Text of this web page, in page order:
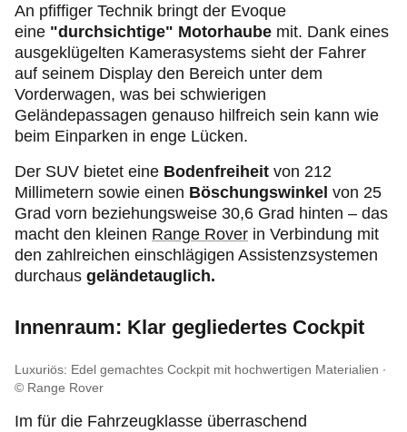
An pfiffiger Technik bringt der Evoque
eine "durchsichtige" Motorhaube mit. Dank eines
ausgeklügelten Kamerasystems sieht der Fahrer
auf seinem Display den Bereich unter dem
Vorderwagen, was bei schwierigen
Geländepassagen genauso hilfreich sein kann wie
beim Einparken in enge Lücken.
Der SUV bietet eine Bodenfreiheit von 212
Millimetern sowie einen Böschungswinkel von 25
Grad vorn beziehungsweise 30,6 Grad hinten – das
macht den kleinen Range Rover in Verbindung mit
den zahlreichen einschlägigen Assistenzsystemen
durchaus geländetauglich.
Innenraum: Klar gegliedertes Cockpit
Luxuriös: Edel gemachtes Cockpit mit hochwertigen Materialien
© Range Rover
Im für die Fahrzeugklasse überraschend